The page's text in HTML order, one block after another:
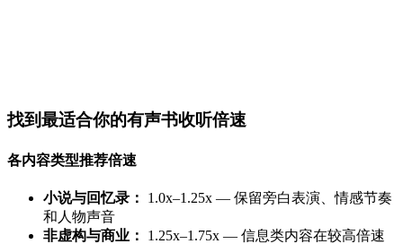
找到最适合你的有声书收听倍速
各内容类型推荐倍速
小说与回忆录：
1.0x–1.25x — 保留旁白表演、情感节奏
和人物声音
非虚构与商业：
1.25x–1.75x — 信息类内容在较高倍速